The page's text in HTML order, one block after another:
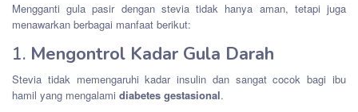
Mengganti gula pasir dengan stevia tidak hanya aman, tetapi juga
menawarkan berbagai manfaat berikut:
1. Mengontrol Kadar Gula Darah
Stevia tidak memengaruhi kadar insulin dan sangat cocok bagi ibu
hamil yang mengalami diabetes gestasional.